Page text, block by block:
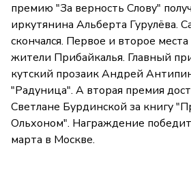
премию "За верность Слову"
иркутянина Альберта Гурулёва.
скончался. Первое и второе
жители Прибайкалья. Главный
кутский прозаик Андрей
"Радуница". А вторая премия
Светлане Бурдинской за книгу
Ольхоном". Награждение
марта в Москве.